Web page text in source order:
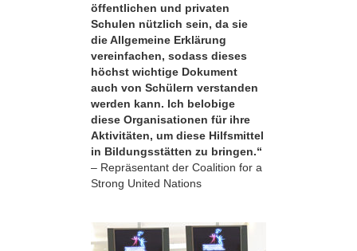
öffentlichen und privaten
Schulen nützlich sein, da sie
die Allgemeine Erklärung
vereinfachen, sodass dieses
höchst wichtige Dokument
auch von Schülern verstanden
werden kann. Ich belobige
diese Organisationen für ihre
Aktivitäten, um diese Hilfsmittel
in Bildungsstätten zu bringen.“
– Repräsentant der Coalition for a
Strong United Nations